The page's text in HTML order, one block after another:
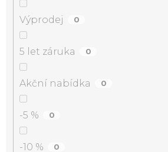
Výprodej 0
5 let záruka 0
Akční nabídka 0
-5 % 0
-10 % 0